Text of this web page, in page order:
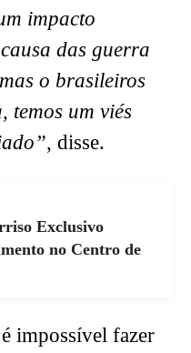
impacto
das guerra
o brasileiros
temos um viés
, disse.
Exclusivo
no Centro de
impossível fazer